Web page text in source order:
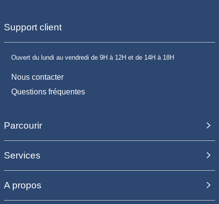
Support client
Ouvert du lundi au vendredi de 9H à 12H et de 14H à 18H
Nous contacter
Questions fréquentes
Parcourir
Services
A propos